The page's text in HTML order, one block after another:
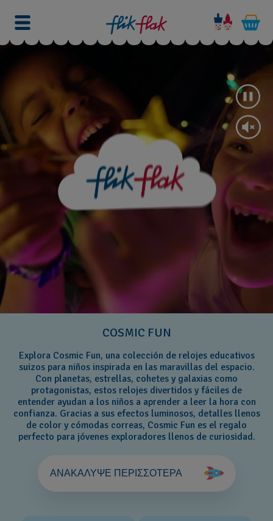
COSMIC FUN
Explora Cosmic Fun, una colección de relojes educativos
suizos para niños inspirada en las maravillas del espacio.
Con planetas, estrellas, cohetes y galaxias como
protagonistas, estos relojes divertidos y fáciles de
entender ayudan a los niños a aprender a leer la hora con
confianza. Gracias a sus efectos luminosos, detalles llenos
de color y cómodas correas, Cosmic Fun es el regalo
perfecto para jóvenes exploradores llenos de curiosidad.
ΑΝΑΚΑΛΥΨΕ ΠΕΡΙΣΣΟΤΕΡΑ